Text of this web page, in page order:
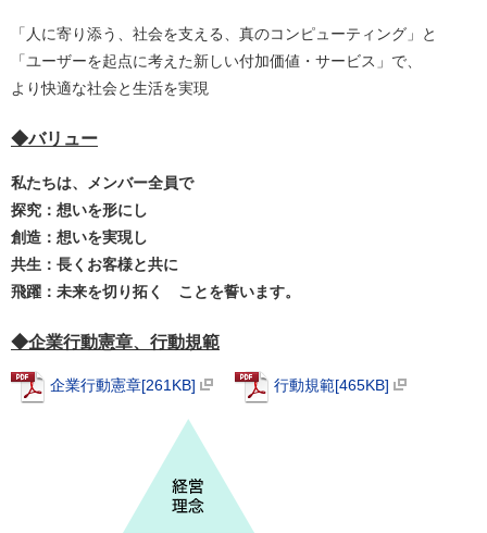
「人に寄り添う、社会を支える、真のコンピューティング」と
「ユーザーを起点に考えた新しい付加価値・サービス」で、
より快適な社会と生活を実現
◆バリュー
私たちは、メンバー全員で
探究：想いを形にし
創造：想いを実現し
共生：長くお客様と共に
飛躍：未来を切り拓く ことを誓います。
◆企業行動憲章、行動規範
企業行動憲章[261KB] 行動規範[465KB]